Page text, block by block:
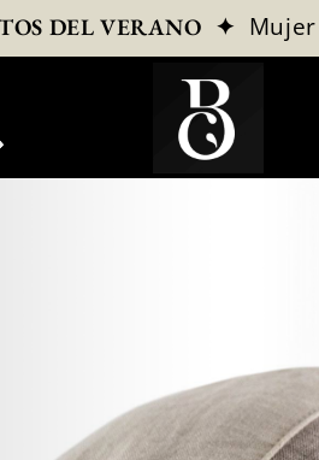
DEL VERANO ✦ Mujer